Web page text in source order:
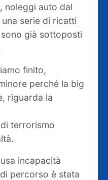
noleggi auto dal
serie di ricatti
già sottoposti
finito,
perché la big
riguarda la
terrorismo
incapacità
percorso è stata